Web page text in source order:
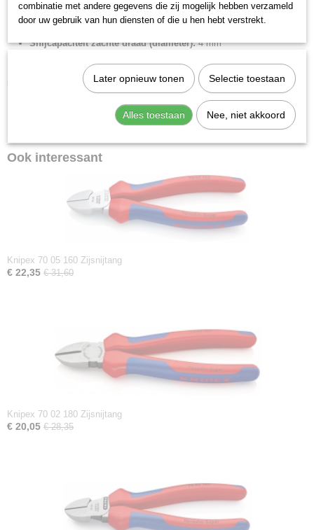
Snijcapaciteiten harde draad (diameter):2 mm
Snijcapaciteit half harde draad (diameter):3 mm
Snijcapaciteit zachte draad (diameter):4 mm
Ook interessant
Knipex 70 05 160 Zijsnijtang
€ 22,35 € 31,60
Knipex 70 02 180 Zijsnijtang
€ 20,05 € 28,35
combinatie met andere gegevens die zij mogelijk hebben verzameld
door uw gebruik van hun diensten of die u hen hebt verstrekt.
Later opnieuw tonen Selectie toestaan
Alles toestaan Nee, niet akkoord